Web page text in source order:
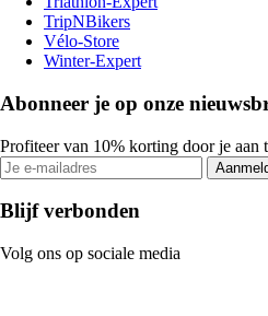
TripNBikers
Vélo-Store
Winter-Expert
Abonneer je op onze
Profiteer van 10% korting door je aan
Blijf verbonden
Volg ons op sociale media